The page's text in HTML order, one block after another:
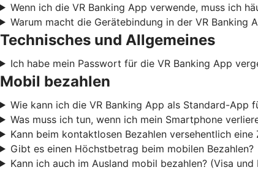
Wenn ich die VR Banking App verwende, muss ich
Warum macht die Gerätebindung in der VR Banking
Technisches und Allgemeines
Ich habe mein Passwort für die VR Banking App
Mobil bezahlen
Wie kann ich die VR Banking App als Standard-App
Was muss ich tun, wenn ich mein Smartphone
Kann beim kontaktlosen Bezahlen versehentlich
Gibt es einen Höchstbetrag beim mobilen Bezahlen?
Kann ich auch im Ausland mobil bezahlen? (Visa und